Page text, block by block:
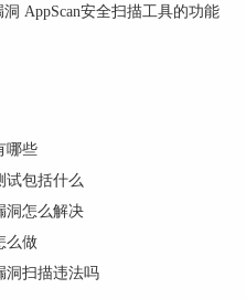
深入去了解一下。
文件。
URL吗
，在测试前需要先连接
从而得到相应的架构，
都需要一些指向。那
AppScan安全扫描工具的功能
哪些
试包括什么
洞怎么解决
么做
洞扫描违法吗